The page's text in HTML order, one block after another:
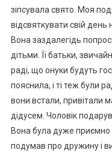
зіпсувала свято. Моя
відсвяткувати свій
Вона заздалегідь
дітьми. Її батьки,
раді, що онуки будуть
пояснила, і ті теж були
вони встали, привітали
дідусем. Чоловік
Вона була дуже приємно
подумав про дружину і